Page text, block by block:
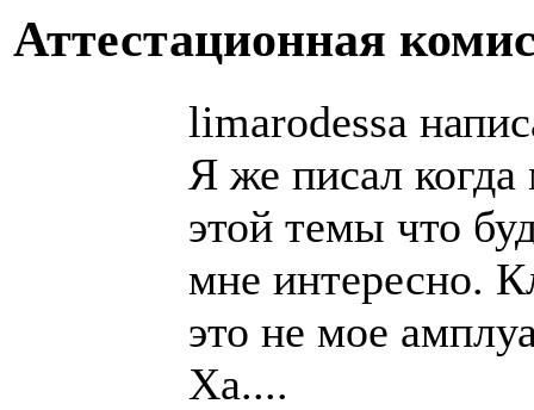
Аттестационная
limarodessa
Я же писал
этой темы что
мне интересно.
это не мое
Ха....